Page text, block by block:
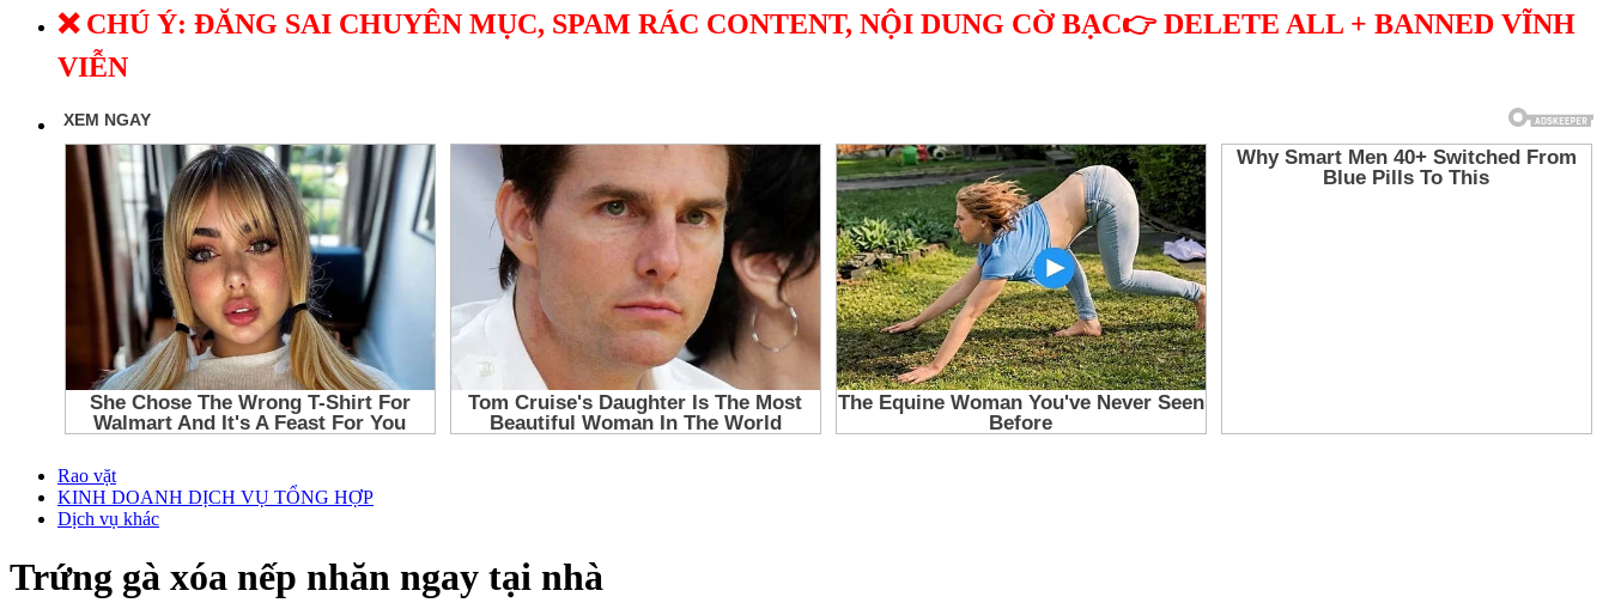
❌ CHÚ Ý: ĐĂNG SAI CHUYÊN MỤC, SPAM RÁC CONTENT, NỘI DUNG CỜ BẠC👉 DELETE ALL + BANNED VĨNH
VIỄN
Rao vặt
KINH DOANH DỊCH VỤ TỔNG HỢP
Dịch vụ khác
Trứng gà xóa nếp nhăn ngay tại nhà